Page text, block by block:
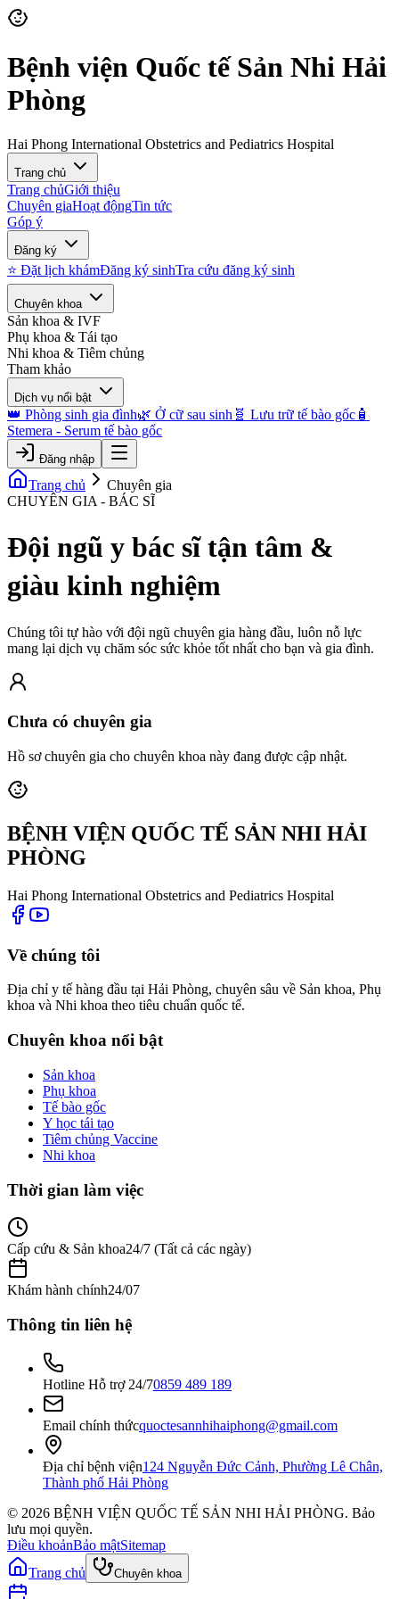
Bệnh viện Quốc tế Sản Nhi Hải
Phòng
Hai Phong International Obstetrics and Pediatrics Hospital
Trang chủ
Trang chủGiới thiệu
Chuyên giaHoạt độngTin tức
Góp ý
Đăng ký
⭐ Đặt lịch khámĐăng ký sinhTra cứu đăng ký sinh
Chuyên khoa
Sản khoa & IVF
Phụ khoa & Tái tạo
Nhi khoa & Tiêm chủng
Tham khảo
Dịch vụ nổi bật
👑 Phòng sinh gia đình🌿 Ở cữ sau sinh 🧬 Lưu trữ tế bào gốc 🧴
Stemera - Serum tế bào gốc
Đăng nhập
Trang chủ
Chuyên gia
CHUYÊN GIA - BÁC SĨ
Đội ngũ y bác sĩ tận tâm &
giàu kinh nghiệm
Chúng tôi tự hào với đội ngũ chuyên gia hàng đầu, luôn nỗ lực
mang lại dịch vụ chăm sóc sức khỏe tốt nhất cho bạn và gia đình.
Chưa có chuyên gia
Hồ sơ chuyên gia cho chuyên khoa này đang được cập nhật.
BỆNH VIỆN QUỐC TẾ SẢN NHI HẢI
PHÒNG
Hai Phong International Obstetrics and Pediatrics Hospital
Về chúng tôi
Địa chỉ y tế hàng đầu tại Hải Phòng, chuyên sâu về Sản khoa, Phụ
khoa và Nhi khoa theo tiêu chuẩn quốc tế.
Chuyên khoa nổi bật
Sản khoa
Phụ khoa
Tế bào gốc
Y học tái tạo
Tiêm chủng Vaccine
Nhi khoa
Thời gian làm việc
Cấp cứu & Sản khoa24/7 (Tất cả các ngày)
Khám hành chính24/07
Thông tin liên hệ
Hotline Hỗ trợ 24/70859 489 189
Email chính thứcquoctesannhihaiphong@gmail.com
Địa chỉ bệnh viện124 Nguyễn Đức Cảnh, Phường Lê Chân,
Thành phố Hải Phòng
© 2026 BỆNH VIỆN QUỐC TẾ SẢN NHI HẢI PHÒNG. Bảo
lưu mọi quyền.
Điều khoảnBảo mậtSitemap
Trang chủ
Chuyên khoa